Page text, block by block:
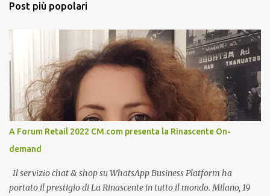
Post più popolari
A Forum Retail 2022 CM.com presenta la Rinascente On-
demand
Il servizio chat & shop su WhatsApp Business Platform ha
portato il prestigio di La Rinascente in tutto il mondo. Milano, 19